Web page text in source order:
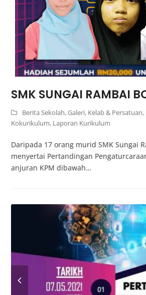
SMK SUNGAI RAMBAI
Berita Sekolah,Galeri, Kelab & Persatuan,
Kokurikulum, Laporan Kurikulum
Daripada 17 orang murid SMK Sungai
menyertai Pertandingan
anjuran KPM dibawah…